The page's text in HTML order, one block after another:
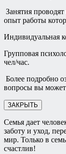
Занятия
опыт работы
Индивидуальная
Групповая
чел/час.
Более подробно
вопросы вы
ЗАКРЫТЬ
Семья дает
заботу и уход,
мир. Только в
счастлив!